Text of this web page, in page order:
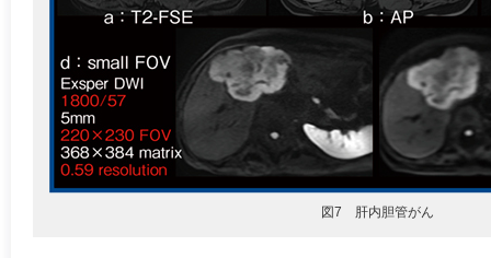
図7 肝内胆管がん